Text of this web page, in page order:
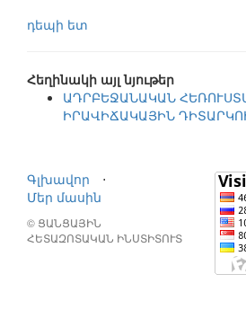
դեպի ետ
Հեղինակի այլ նյութեր
ԱԴՐԲԵՋԱՆԱԿԱՆ
ԻՐԱՎԻՃԱԿԱՅԻՆ
Գլխավոր
⋅
Մեր մասին
© ՑԱՆՑԱՅԻՆ
ՀԵՏԱԶՈՏԱԿԱՆ ԻՆՍՏԻՏՈՒՏ